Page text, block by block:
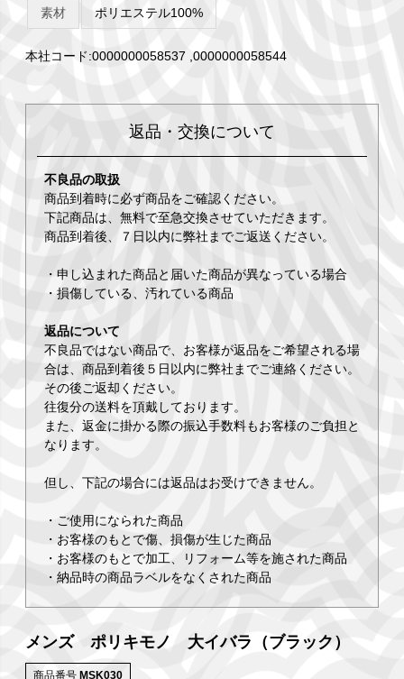
素材 ポリエステル100%
本社コード:0000000058537 ,0000000058544
返品・交換について
不良品の取扱
商品到着時に必ず商品をご確認ください。
下記商品は、無料で至急交換させていただきます。
商品到着後、７日以内に弊社までご返送ください。
・申し込まれた商品と届いた商品が異なっている場合
・損傷している、汚れている商品
返品について
不良品ではない商品で、お客様が返品をご希望される場
合は、商品到着後５日以内に弊社までご連絡ください。
その後ご返却ください。
往復分の送料を頂戴しております。
また、返金に掛かる際の振込手数料もお客様のご負担と
なります。
但し、下記の場合には返品はお受けできません。
・ご使用になられた商品
・お客様のもとで傷、損傷が生じた商品
・お客様のもとで加工、リフォーム等を施された商品
・納品時の商品ラベルをなくされた商品
メンズ ポリキモノ 大イバラ（ブラック）
商品番号 MSK030